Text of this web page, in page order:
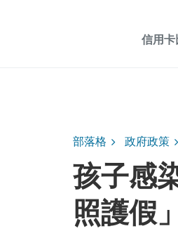
信用
部落格 政府政策
孩子感
照護假